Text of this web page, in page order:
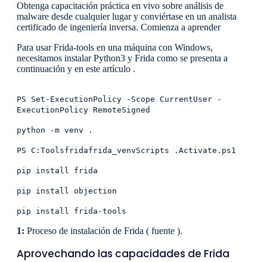
Obtenga capacitación práctica en vivo sobre análisis de
malware desde cualquier lugar y conviértase en un analista
certificado de ingeniería inversa. Comienza a aprender
Para usar Frida-tools en una máquina con Windows,
necesitamos instalar Python3 y Frida como se presenta a
continuación y en este artículo .
PS Set-ExecutionPolicy -Scope CurrentUser -
ExecutionPolicy RemoteSigned
python -m venv .
PS C:Toolsfridafrida_venvScripts .Activate.ps1
pip install frida
pip install objection
pip install frida-tools
1: Proceso de instalación de Frida ( fuente ).
Aprovechando las capacidades de Frida